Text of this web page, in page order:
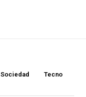
Sociedad Tecno